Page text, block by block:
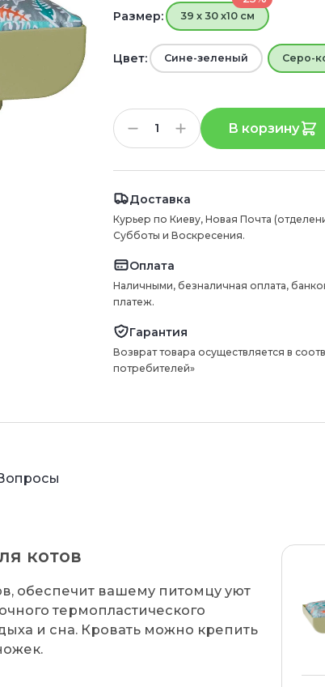
Размер: 39 х 30 х10 см
Цвет: Сине-зеленый Серо-
В корзину
Доставка
Курьер по Киеву, Новая Почта
Субботы и Воскресения.
Оплата
Наличными, безналичная оплата,
платеж.
Гарантия
Возврат товара осуществляется в
потребителей»
котов
обеспечит вашему питомцу уют
термопластического
и сна. Кровать можно крепить